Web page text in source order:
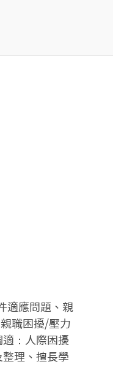
適應問題、親
職困擾/壓力
：人際困擾
理、擅長學